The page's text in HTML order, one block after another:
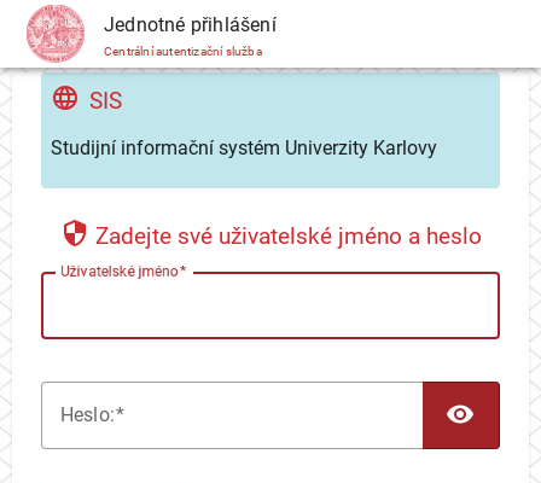
CAS Jednotné přihlášení
Centrální autentizační služba
SIS
Studijní informační systém Univerzity Karlovy
Zadejte své uživatelské jméno a heslo
Uživatelské jméno
Heslo: